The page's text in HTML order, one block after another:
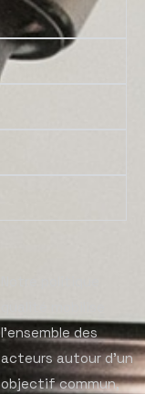
l’ensemble des
acteurs autour d’un
objectif commun,